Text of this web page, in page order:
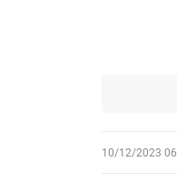
10/12/2023